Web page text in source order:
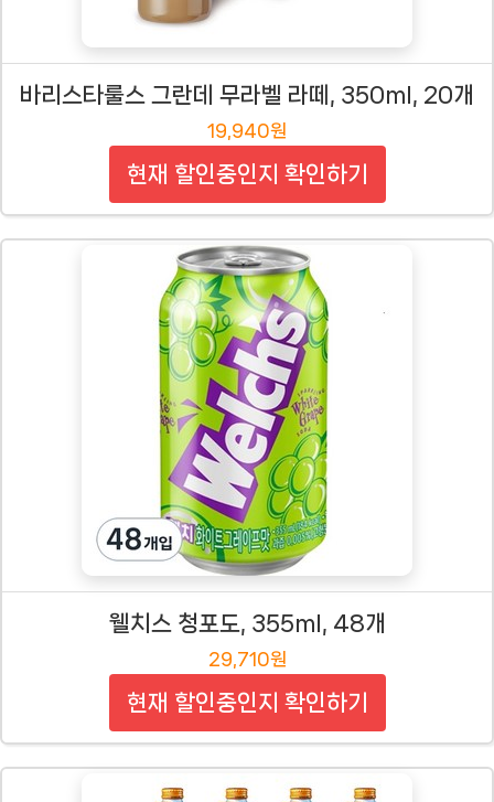
바리스타룰스 그란데 무라벨 라떼, 350ml, 20개
19,940원
현재 할인중인지 확인하기
웰치스 청포도, 355ml, 48개
29,710원
현재 할인중인지 확인하기